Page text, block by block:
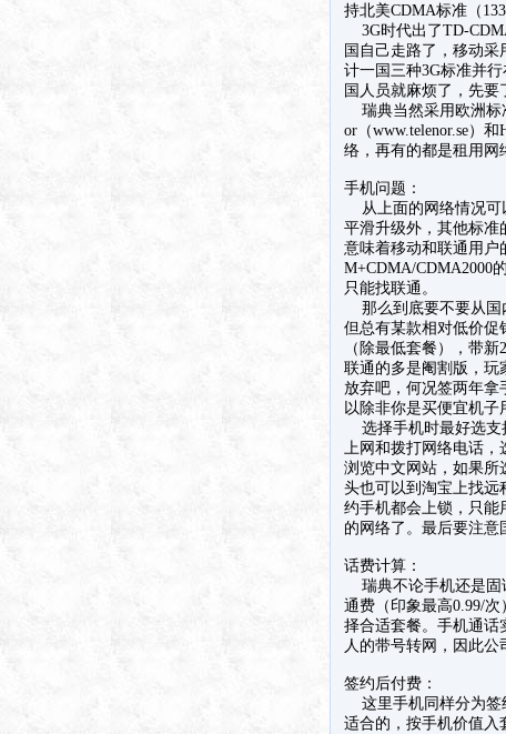
持北美CDMA标准（
3G时代出了TD-
国自己走路了，移动
计一国三种3G标准并
国人员就麻烦了，先要
瑞典当然采用欧洲标
or（www.telenor.se）
络，再有的都是租用网
手机问题：
从上面的网络情况可
平滑升级外，其他标准
意味着移动和联通用户
M+CDMA/CDMA2000
只能找联通。
那么到底要不要从国
但总有某款相对低价促
（除最低套餐），带
联通的多是阉割版，玩
放弃吧，何况签两年拿
以除非你是买便宜机子
选择手机时最好选支
上网和拨打网络电话，
浏览中文网站，如果所
头也可以到淘宝上找远
约手机都会上锁，只能
的网络了。最后要注意
话费计算：
瑞典不论手机还是固
通费（印象最高0.99/
择合适套餐。手机通话
人的带号转网，因此公
签约后付费：
这里手机同样分为签
适合的，按手机价值入